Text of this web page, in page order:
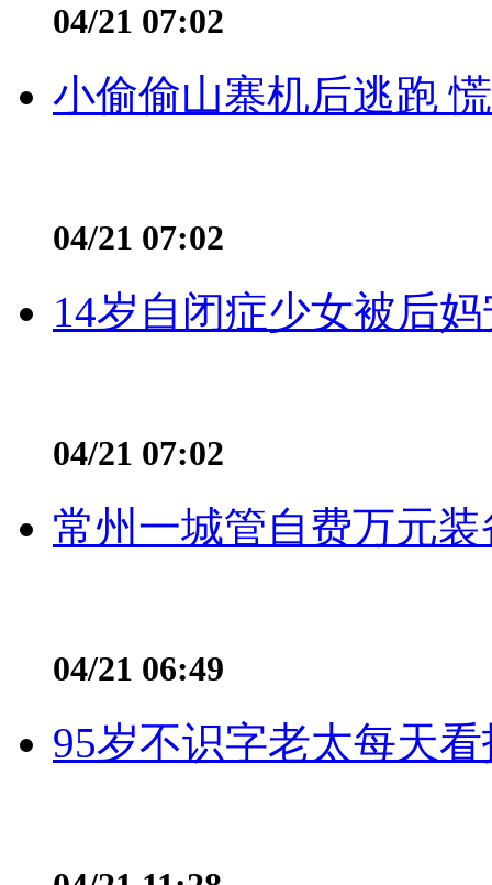
04/21 07:02
小偷偷山寨机后逃跑
04/21 07:02
14岁自闭症少女被后
04/21 07:02
常州一城管自费万元
04/21 06:49
95岁不识字老太每天